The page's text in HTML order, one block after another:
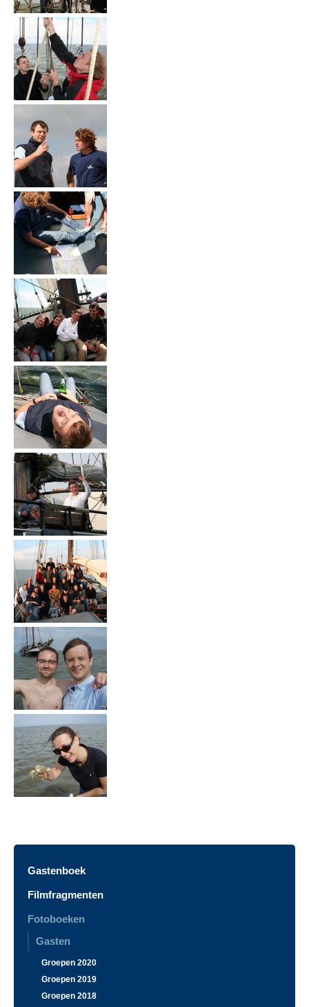
Gastenboek
Filmfragmenten
Fotoboeken
Gasten
Groepen 2020
Groepen 2019
Groepen 2018